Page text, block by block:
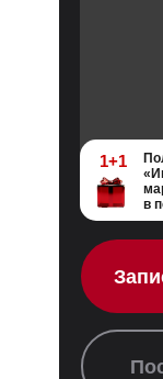
в
1+1